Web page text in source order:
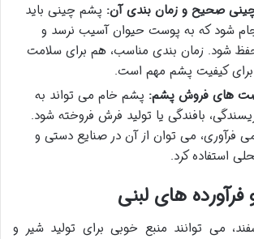
صحیح و زمان بندی آن: پشم چینی باید
شود که به پوست حیوان آسیب نرسد و
شود. زمان بندی مناسب، هم برای سلامت
کیفیت پشم مهم است.
های فروش پشم: پشم خام می تواند به
بافندگی یا تولید فرش فروخته شود.
فرآوری، می توان از آن در صنایع دستی و
استفاده کرد.
های لبنی
می توانند منبع خوبی برای تولید شیر و